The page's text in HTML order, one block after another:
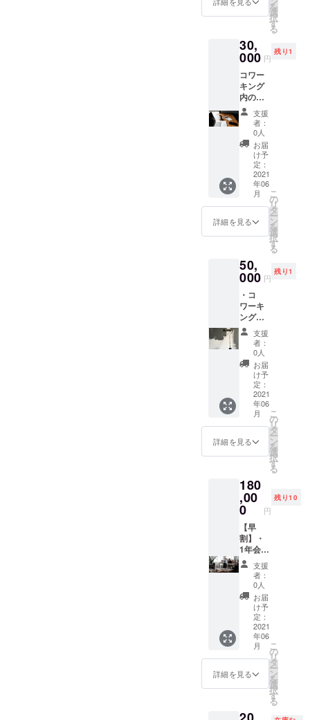
てくだ
さい
ます。
※2ヶ月
の決済
はまた
別で
行って
いただ
きま
す。 ※
レセプ
ション
パー
ティー
は6月頃
開催を
予定し
禍の影
響によ
催日時
が定
まって
おりま
せん
が、開
催する
事前に
お知ら
せいた
しま
す。
・あり
をお届
けいた
しま
す。 ・
レセプ
ション
パー
ティー
へご招
待（6月
頃開催
予定）
※1ヶ月
コワー
キング
スペー
スに加
ビル2階
トレー
ニング
オ
HAYA-
ASHI」
のスタ
ンダー
ド会員
プラン
をご利
用いた
だけま
す。 ※
通常価
格はコ
ワーキ
¥20,000
、
「HAYA
スタン
ダード
会員が
月
¥10,780
です
が、特
別価格
でのご
提供で
す。
※「HAY
A-
ASHI」
を
選
択
す
る
30,
000 円
残り1
コワー
キング
内の集
中ス
ペース
の机代
を支援
する代
わり
に、机
「prese
nt by
◎◎」
とお名
書き方
（表
現）は
変更の
場合が
ござい
ます。
※表記す
る名称
は、個
人名や
企業名
などな
んでも
結構で
す。 ※
表記す
の決済
ページ
の「備
考欄」
に記載
してく
ださ
い。 ※
広告へ
の表記
が不要
な場合
は、
「備考
欄」に
「不
要」と
記載し
支援
者：
0人
お届
け予
定：
2021
年06
月
詳細を見る
こ
の
リ
タ
ー
ン
を
選
択
す
る
50,
000 円
残り1
・コ
ワーキ
ング内
壁への
ロゴ
(ネーミ
ング)記
載 ・あ
りがと
うメー
ルをお
届けい
たしま
す。 ※
コワー
のロゴ
ペイン
ト代を
支援す
る代わ
りに、
壁に
「prese
nt by
◎◎」
とお名
前を記
載！ ※
書き方
（表
現）は
変更の
場合が
ござい
る名称
支援
者：
0人
お届
け予
定：
2021
年06
月
詳細を見る
こ
の
リ
タ
ー
ン
を
選
択
す
る
180
,00
0 円
残り10
【早
割】・
1年会員
権(6月1
日(火)か
ら利用
可能) ・
ありが
とう
メール
をお届
けいた
しま
す。 ・
レセプ
ティー
支援
者：
0人
お届
け予
定：
2021
年06
月
詳細を見る
こ
の
リ
タ
ー
ン
を
選
択
す
る